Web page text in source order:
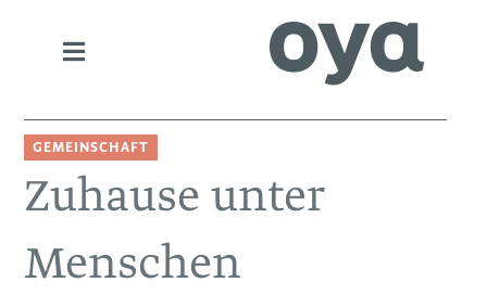
GEMEINSCHAFT
Zuhause unter
Menschen